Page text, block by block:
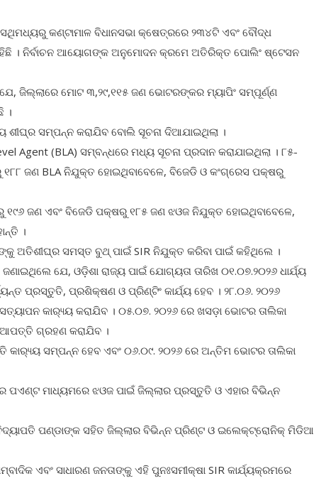
କଣ୍ଟାମାଳ ବିଧାନସଭା କ୍ଷେତ୍ରରେ ୨୩୪ଟି ଏବଂ ବୌଦ୍ଧ
। ନିର୍ବାଚନ ଆୟୋଗଙ୍କ ଅନୁମୋଦନ କ୍ରମେ ଅତିରିକ୍ତ ପୋଲିଂ ଷ୍ଟେସନ
ଜିଲ୍ଲାରେ ମୋଟ ୩,୨୯,୧୧୫ ଜଣ ଭୋଟରଙ୍କର ମ୍ୟାପିଂ ସମ୍ପୂର୍ଣ୍ଣ
।
ସମ୍ପନ୍ନ କରାଯିବ ବୋଲି ସୂଚନା ଦିଆଯାଇଥିଲା ।
Agent (BLA) ସମ୍ବନ୍ଧରେ ମଧ୍ୟ ସୂଚନା ପ୍ରଦାନ କରାଯାଇଥିଲା । ୮୫-
ଜଣ BLA ନିଯୁକ୍ତ ହୋଇଥିବାବେଳେ, ବିଜେଡି ଓ କଂଗ୍ରେସ ପକ୍ଷରୁ
ଜଣ ଏବଂ ବିଜେଡି ପକ୍ଷରୁ ୧୮୫ ଜଣ ଝଓଜ ନିଯୁକ୍ତ ହୋଇଥିବାବେଳେ,
।
ଅତିଶୀଘ୍ର ସମସ୍ତ ବୁଥ୍ ପାଇଁ SIR ନିଯୁକ୍ତ କରିବା ପାଇଁ କହିଥିଲେ ।
ଯେ, ଓଡ଼ିଶା ରାଜ୍ୟ ପାଇଁ ଯୋଗ୍ୟତା ତାରିଖ ୦୧.୦୭.୨୦୨୬ ଧାର୍ଯ୍ୟ
ପ୍ରସ୍ତୁତି, ପ୍ରଶିକ୍ଷଣ ଓ ପ୍ରିଣ୍ଟିଂ କାର୍ଯ୍ୟ ହେବ । ୨୮.୦୬. ୨୦୨୬
କାର‌୍ୟ୍ୟ କରାଯିବ । ୦୫.୦୭. ୨୦୨୬ ରେ ଖସଡ଼ା ଭୋଟର ତାଲିକା
ଆପତ୍ତି ଗ୍ରହଣ କରାଯିବ ।
ସମ୍ପନ୍ନ ହେବ ଏବଂ ୦୬.୦୯. ୨୦୨୬ ରେ ଅନ୍ତିମ ଭୋଟର ତାଲିକା
ପଏଣ୍ଟ ମାଧ୍ୟମରେ ଝଓଜ ପାଇଁ ଜିଲ୍ଲାର ପ୍ରସ୍ତୁତି ଓ ଏହାର ବିଭିନ୍ନ
ବିଦ୍ୟାପତି ପଣ୍ଡାଙ୍କ ସହିତ ଜିଲ୍ଲାର ବିଭିନ୍ନ ପ୍ରିଣ୍ଟ ଓ ଇଲେକ୍ଟ୍ରୋନିକ୍ ମିଡିଆ
ଏବଂ ସାଧାରଣ ଜନତାଙ୍କୁ ଏହି ପୁନଃସମୀକ୍ଷା SIR କାର୍ଯ୍ୟକ୍ରମରେ